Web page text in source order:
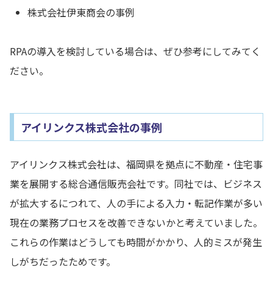
株式会社伊東商会の事例
RPAの導入を検討している場合は、ぜひ参考にしてみてく
ださい。
アイリンクス株式会社の事例
アイリンクス株式会社は、福岡県を拠点に不動産・住宅事
業を展開する総合通信販売会社です。同社では、ビジネス
が拡大するにつれて、人の手による入力・転記作業が多い
現在の業務プロセスを改善できないかと考えていました。
これらの作業はどうしても時間がかかり、人的ミスが発生
しがちだったためです。